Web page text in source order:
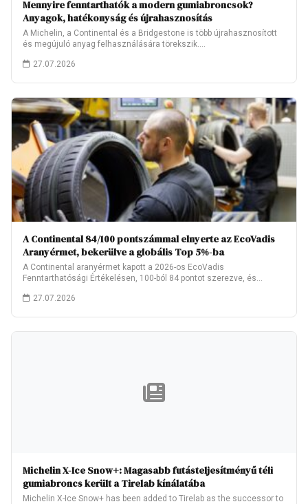
Mennyire fenntarthatók a modern gumiabroncsok?
Anyagok, hatékonyság és újrahasznosítás
A Michelin, a Continental és a Bridgestone is több újrahasznosított
és megújuló anyag felhasználására törekszik.…
27.07.2026
A Continental 84/100 pontszámmal elnyerte az EcoVadis
Aranyérmet, bekerülve a globális Top 5%-ba
A Continental aranyérmet kapott a 2026-os EcoVadis
Fenntarthatósági Értékelésen, 100-ból 84 pontot szerezve, és
27.07.2026
Michelin X-Ice Snow+: Magasabb futásteljesítményű téli
gumiabroncs került a Tirelab kínálatába
Michelin X-Ice Snow+ has been added to Tirelab as the successor to